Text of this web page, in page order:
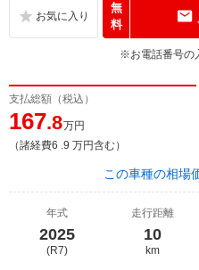
無
料
※お電話番号の
支払総額（税込）
167.8万円
（諸経費6 .9 万円含む）
この車種の相場
年式
2025
(R7)
走行距離
10
km